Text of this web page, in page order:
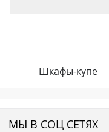
Шкафы-купе
МЫ В СОЦ СЕТЯХ